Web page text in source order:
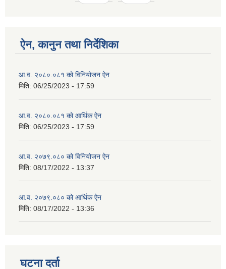
ऐन, कानुन तथा निर्देशिका
आ.व. २०८०.०८१ को विनियोजन ऐन
मिति: 06/25/2023 - 17:59
आ.व. २०८०.०८१ को आर्थिक ऐन
मिति: 06/25/2023 - 17:59
आ.व. २०७९.०८० को विनियोजन ऐन
मिति: 08/17/2022 - 13:37
आ.व. २०७९.०८० को आर्थिक ऐन
मिति: 08/17/2022 - 13:36
घटना दर्ता